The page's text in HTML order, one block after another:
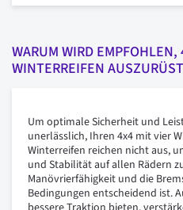
WARUM WIRD
WINTERREIFEN
Um optimale Sicherheit und
unerlässlich, Ihren 4x4 mit vier
Winterreifen reichen nicht aus,
und Stabilität auf allen Rädern
Manövrierfähigkeit und die
Bedingungen entscheidend ist.